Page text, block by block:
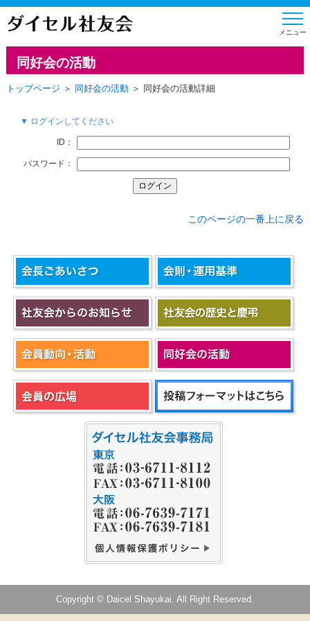
同好会の活動
トップページ ＞ 同好会の活動＞ 同好会の活動詳細
▼ ログインしてください
ID：
パスワード：
このページの一番上に戻る
Copyright © Daicel Shayukai. All Right Reserved.